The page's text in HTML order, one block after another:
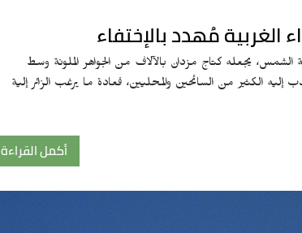
مُهدد بالإختفاء
يجعله كتاج مزدان بالآلاف من الجواهر الملونة وسط
الكثير من السائحين والمحليين، فعادة ما يرغب الزائر إلية
أكمل القراءة